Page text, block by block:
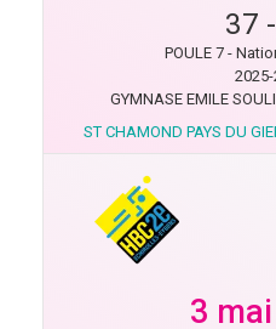
37 -
POULE 7 -
GYMNASE EMILE
ST CHAMOND PAYS DU
3